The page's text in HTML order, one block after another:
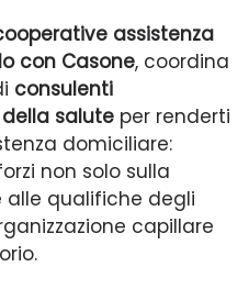
assistenza
con Casone, coordina
consulenti
salute per renderti
domiciliare:
non solo sulla
alle qualifiche degli
capillare